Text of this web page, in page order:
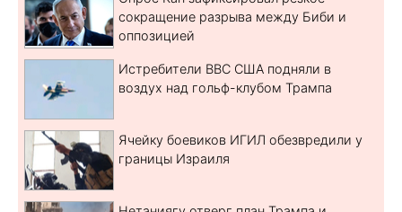
сокращение разрыва между Биби и
оппозицией
Истребители ВВС США подняли в
воздух над гольф-клубом Трампа
Ячейку боевиков ИГИЛ обезвредили у
границы Израиля